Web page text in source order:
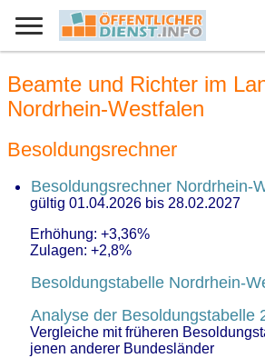
Beamte und Richter im
Nordrhein-Westfalen
Besoldungsrechner
Besoldungsrechner Nordrhein-
gültig 01.04.2026 bis 28.02.2027
Erhöhung: +3,36%
Zulagen: +2,8%
Besoldungstabelle Nordrhein-
Analyse der Besoldungstabelle
Vergleiche mit früheren
jenen anderer Bundesländer